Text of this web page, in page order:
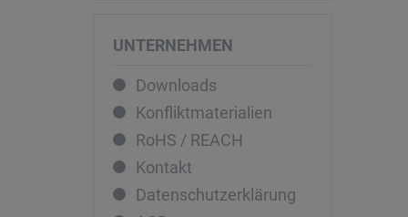
Gold
Holmium
Indium
Iridium
Kalium
Kupfer
Rohr
Stab
Stücke
UNTERNEHMEN
Downloads
Konfliktmaterialien
RoHS / REACH
Kontakt
Datenschutzerklärung